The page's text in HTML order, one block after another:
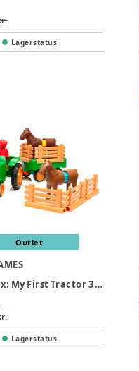
Lagerstatus
Outlet
SmartMax: My First Tractor 3 (Nordic)
Lagerstatus